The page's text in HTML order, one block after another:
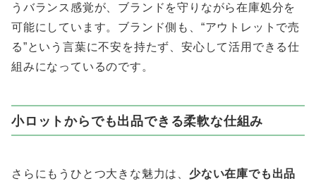
うバランス感覚が、ブランドを守りながら在庫処分を
可能にしています。ブランド側も、“アウトレットで売
る”という言葉に不安を持たず、安心して活用できる仕
組みになっているのです。
小ロットからでも出品できる柔軟な仕組み
さらにもうひとつ大きな魅力は、 少ない在庫でも出品